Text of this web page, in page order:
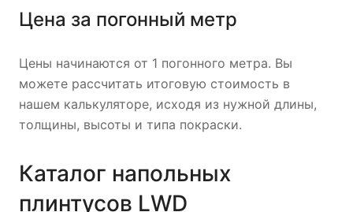
Цена за погонный метр
Цены начинаются от 1 погонного метра. Вы
можете рассчитать итоговую стоимость в
нашем калькуляторе, исходя из нужной длины,
толщины, высоты и типа покраски.
Каталог напольных
плинтусов LWD